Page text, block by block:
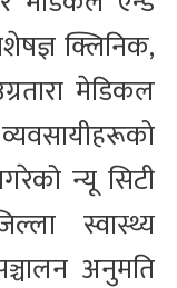
क्लिनिक,
मेडिकल
न्यू सिटी
स्वास्थ्य
अनुमति